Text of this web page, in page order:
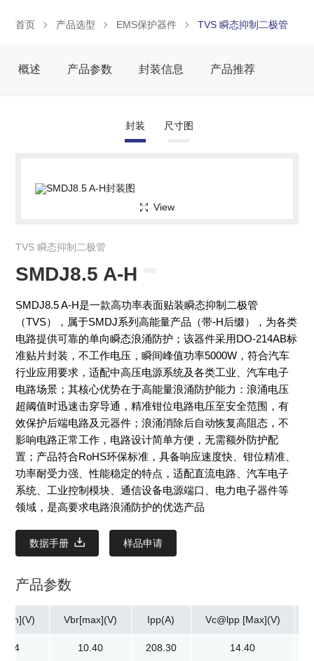
首页 产品选型 EMS保护器件 TVS 瞬态抑制二极管
概述 产品参数 封装信息 产品推荐
封装 尺寸图
View
TVS 瞬态抑制二极管
SMDJ8.5 A-H
SMDJ8.5 A-H是一款高功率表面贴装瞬态抑制二极管
（TVS），属于SMDJ系列高能量产品（带-H后缀），为各类
电路提供可靠的单向瞬态浪涌防护；该器件采用DO-214AB标
准贴片封装，不工作电压，瞬间峰值功率5000W，符合汽车
行业应用要求，适配中高压电源系统及各类工业、汽车电子
电路场景；其核心优势在于高能量浪涌防护能力：浪涌电压
超阈值时迅速击穿导通，精准钳位电路电压至安全范围，有
效保护后端电路及元器件；浪涌消除后自动恢复高阻态，不
影响电路正常工作，电路设计简单方便，无需额外防护配
置；产品符合RoHS环保标准，具备响应速度快、钳位精准、
功率耐受力强、性能稳定的特点，适配直流电路、汽车电子
系统、工业控制模块、通信设备电源端口、电力电子器件等
领域，是高要求电路浪涌防护的优选产品
数据手册 样品申请
产品参数
9.44
Vbr[max](V)
10.40
Ipp(A)
208.30
Vc@lpp [Max](V)
14.40